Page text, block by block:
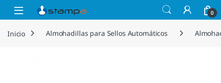
Saltar a la navegación
Saltar al contenido
Open 0
Inicio Almohadillas para Sellos Automáticos